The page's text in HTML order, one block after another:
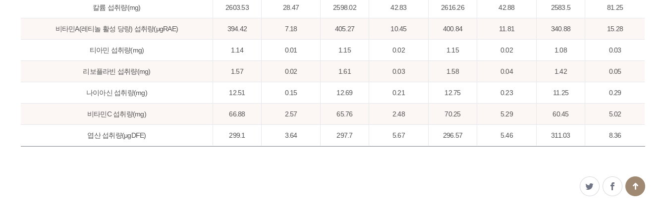
칼륨 섭취량(mg) 2603.53 28.47 2598.02 42.83 2616.26 42.88 2583.5 81.25
비타민A(레티놀 활성 당량) 섭취량(μgRAE) 394.42 7.18 405.27 10.45 400.84 11.81 340.88 15.28
티아민 섭취량(mg) 1.14 0.01 1.15 0.02 1.15 0.02 1.08 0.03
리보플라빈 섭취량(mg) 1.57 0.02 1.61 0.03 1.58 0.04 1.42 0.05
나이아신 섭취량(mg) 12.51 0.15 12.69 0.21 12.75 0.23 11.25 0.29
비타민C 섭취량(mg) 66.88 2.57 65.76 2.48 70.25 5.29 60.45 5.02
엽산 섭취량(μgDFE) 299.1 3.64 297.7 5.67 296.57 5.46 311.03 8.36
0.47